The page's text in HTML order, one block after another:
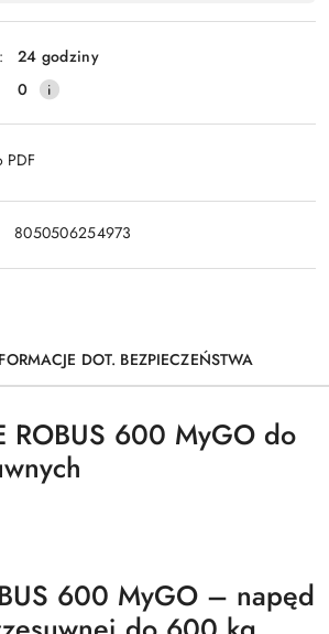
Wyślij
24 godziny
0
PDF
8050506254973
DOT. BEZPIECZEŃSTWA
ROBUS 600 MyGO do
600 MyGO – napęd